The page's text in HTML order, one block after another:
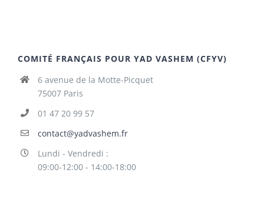
COMITÉ FRANÇAIS POUR YAD VASHEM (CFYV)
6 avenue de la Motte-Picquet
75007 Paris
01 47 20 99 57
contact@yadvashem.fr
Lundi - Vendredi :
09:00-12:00 - 14:00-18:00